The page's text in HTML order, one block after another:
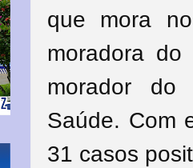
que mora
moradora
morador do
Saúde. Com
31 casos